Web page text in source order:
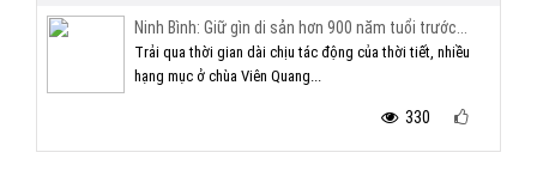
Ninh Bình: Giữ gìn di sản hơn 900 năm tuổi trước...
Trải qua thời gian dài chịu tác động của thời tiết, nhiều
hạng mục ở chùa Viên Quang...
330